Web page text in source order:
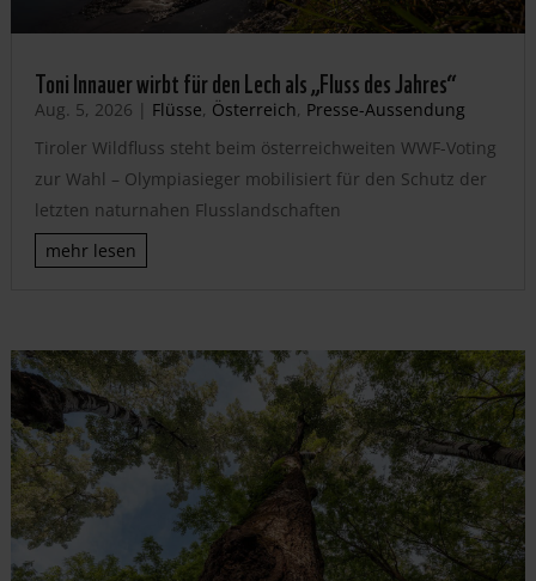
Toni Innauer wirbt für den Lech als „Fluss des Jahres“
Aug. 5, 2026 | Flüsse, Österreich, Presse-Aussendung
Tiroler Wildfluss steht beim österreichweiten WWF-Voting
zur Wahl – Olympiasieger mobilisiert für den Schutz der
letzten naturnahen Flusslandschaften
mehr lesen